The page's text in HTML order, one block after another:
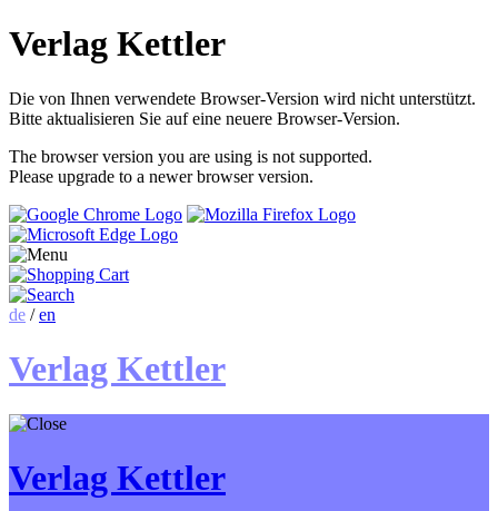
Verlag Kettler
Die von Ihnen verwendete Browser-Version wird nicht unterstützt.
Bitte aktualisieren Sie auf eine neuere Browser-Version.
The browser version you are using is not supported.
Please upgrade to a newer browser version.
de /en
Verlag Kettler
Verlag Kettler